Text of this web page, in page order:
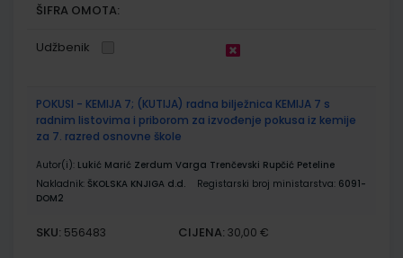
ŠIFRA OMOTA:
Udžbenik
POKUSI - KEMIJA 7; (KUTIJA) radna bilježnica KEMIJA 7 s
radnim listovima i priborom za izvođenje pokusa iz kemije
za 7. razred osnovne škole
Autor(i): Lukić Marić Zerdum Varga Trenčevski Rupčić Peteline
Nakladnik: ŠKOLSKA KNJIGA d.d. Registarski broj ministarstva: 6091-
DOM2
SKU: 556483 CIJENA: 30,00 €